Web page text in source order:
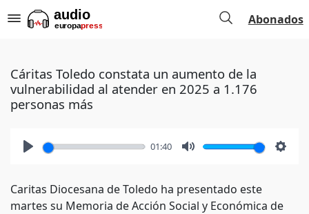
Abonados
Cáritas Toledo constata un aumento de la
vulnerabilidad al atender en 2025 a 1.176
personas más
01:40
Caritas Diocesana de Toledo ha presentado este
martes su Memoria de Acción Social y Económica de